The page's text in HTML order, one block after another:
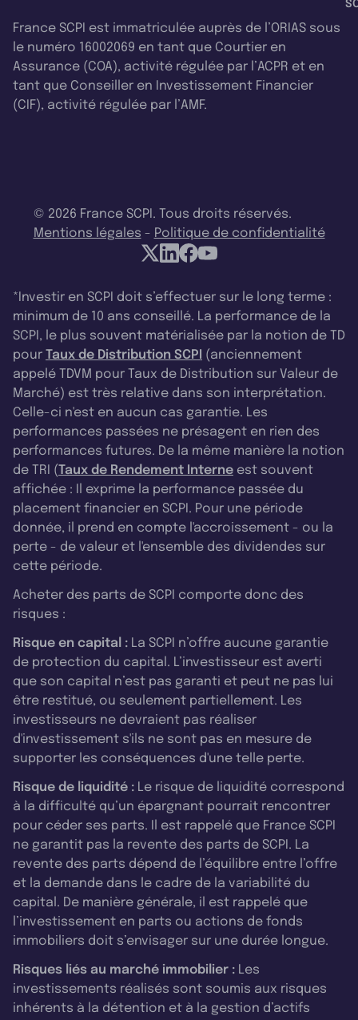
France SCPI est immatriculée auprès de l’ORIAS sous
le numéro 16002069 en tant que Courtier en
Assurance (COA), activité régulée par l’ACPR et en
tant que Conseiller en Investissement Financier
(CIF), activité régulée par l’AMF.
© 2026 France SCPI. Tous droits réservés.
Mentions légales - Politique de confidentialité
*Investir en SCPI doit s’effectuer sur le long terme :
minimum de 10 ans conseillé. La performance de la
SCPI, le plus souvent matérialisée par la notion de TD
pour Taux de Distribution SCPI (anciennement
appelé TDVM pour Taux de Distribution sur Valeur de
Marché) est très relative dans son interprétation.
Celle-ci n'est en aucun cas garantie. Les
performances passées ne présagent en rien des
performances futures. De la même manière la notion
de TRI (Taux de Rendement Interne est souvent
affichée : Il exprime la performance passée du
placement financier en SCPI. Pour une période
donnée, il prend en compte l'accroissement - ou la
perte - de valeur et l'ensemble des dividendes sur
cette période.
Acheter des parts de SCPI comporte donc des
risques :
Risque en capital : La SCPI n’offre aucune garantie
de protection du capital. L’investisseur est averti
que son capital n’est pas garanti et peut ne pas lui
être restitué, ou seulement partiellement. Les
investisseurs ne devraient pas réaliser
d'investissement s'ils ne sont pas en mesure de
supporter les conséquences d'une telle perte.
Risque de liquidité : Le risque de liquidité correspond
à la difficulté qu’un épargnant pourrait rencontrer
pour céder ses parts. Il est rappelé que France SCPI
ne garantit pas la revente des parts de SCPI. La
revente des parts dépend de l’équilibre entre l’offre
et la demande dans le cadre de la variabilité du
capital. De manière générale, il est rappelé que
l’investissement en parts ou actions de fonds
immobiliers doit s’envisager sur une durée longue.
Risques liés au marché immobilier : Les
investissements réalisés sont soumis aux risques
inhérents à la détention et à la gestion d’actifs